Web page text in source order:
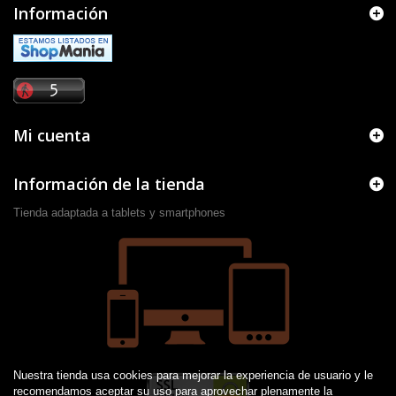
Nuestra tienda usa cookies para mejorar la experiencia de usuario y le
recomendamos aceptar su uso para aprovechar plenamente la
Información
Mi cuenta
Información de la tienda
Tienda adaptada a tablets y smartphones